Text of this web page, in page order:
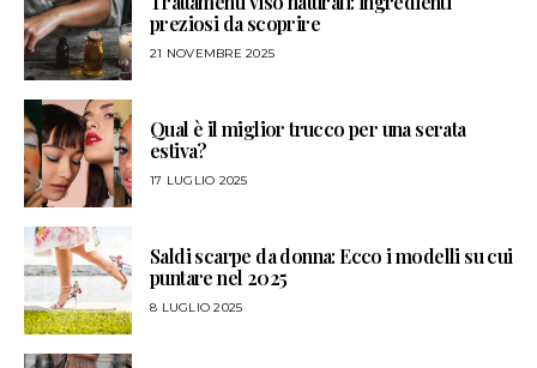
preziosi da scoprire
21 NOVEMBRE 2025
Qual è il miglior trucco per una serata
estiva?
17 LUGLIO 2025
Saldi scarpe da donna: Ecco i modelli su cui
puntare nel 2025
8 LUGLIO 2025